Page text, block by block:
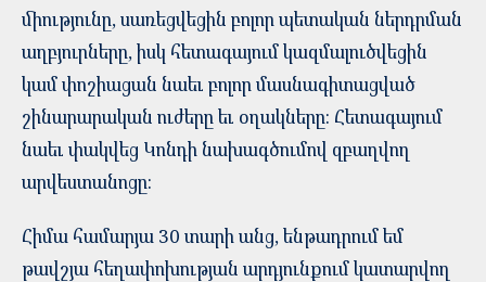
միությունը, սառեցվեցին բոլոր պետական ներդրման
աղբյուրները, իսկ հետագայում կազմալուծվեցին
կամ փոշիացան նաեւ բոլոր մասնագիտացված
շինարարական ուժերը եւ օղակները: Հետագայում
նաեւ փակվեց Կոնդի նախագծումով զբաղվող
արվեստանոցը:
Հիմա համարյա 30 տարի անց, ենթադրում եմ
թավշյա հեղափոխության արդյունքում կատարվող